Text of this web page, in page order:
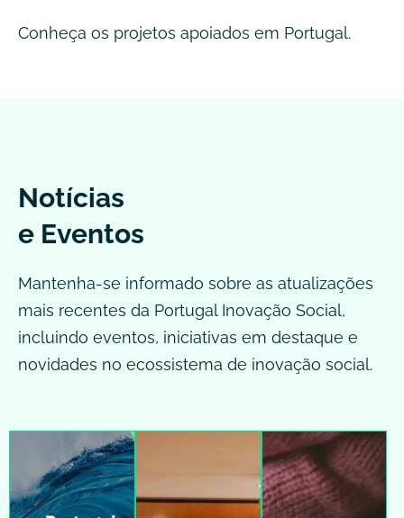
Conheça os projetos apoiados em Portugal.
Notícias
e Eventos
Mantenha-se informado sobre as atualizações
mais recentes da Portugal Inovação Social,
incluindo eventos, iniciativas em destaque e
novidades no ecossistema de inovação social.